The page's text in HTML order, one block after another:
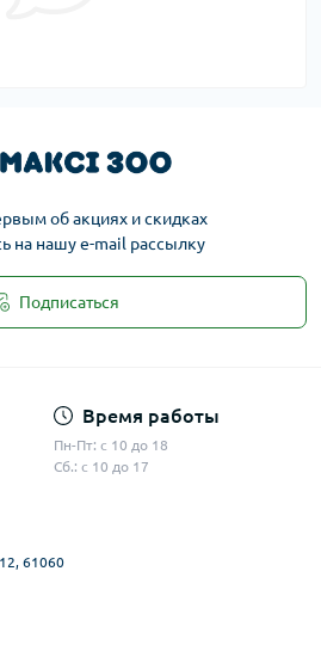
об акциях и скидках
на нашу e-mail рассылку
Подписаться
Время работы
Пн-Пт: с 10 до 18
Сб.: с 10 до 17
61060